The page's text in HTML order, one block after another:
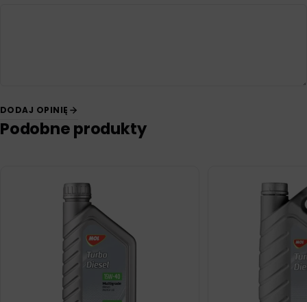
DODAJ OPINIĘ
Podobne produkty